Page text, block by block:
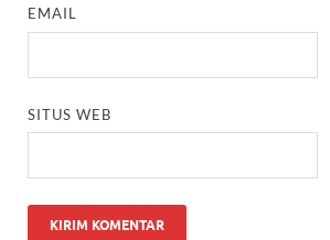
EMAIL
SITUS WEB